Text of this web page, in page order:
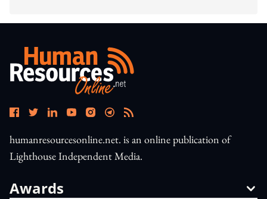
humanresourcesonline.net. is an online publication of
Lighthouse Independent Media.
Awards